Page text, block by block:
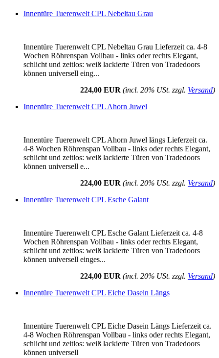
Innentüre Tuerenwelt CPL Nebeltau Grau
Innentüre Tuerenwelt CPL Nebeltau Grau Lieferzeit ca. 4-8
Wochen Röhrenspan Vollbau - links oder rechts Elegant,
schlicht und zeitlos: weiß lackierte Türen von Tradedoors
können universell eing...
224,00 EUR (incl. 20% USt. zzgl. Versand)
Innentüre Tuerenwelt CPL Ahorn Juwel
Innentüre Tuerenwelt CPL Ahorn Juwel längs Lieferzeit ca.
4-8 Wochen Röhrenspan Vollbau - links oder rechts Elegant,
schlicht und zeitlos: weiß lackierte Türen von Tradedoors
können universell e...
224,00 EUR (incl. 20% USt. zzgl. Versand)
Innentüre Tuerenwelt CPL Esche Galant
Innentüre Tuerenwelt CPL Esche Galant Lieferzeit ca. 4-8
Wochen Röhrenspan Vollbau - links oder rechts Elegant,
schlicht und zeitlos: weiß lackierte Türen von Tradedoors
können universell einges...
224,00 EUR (incl. 20% USt. zzgl. Versand)
Innentüre Tuerenwelt CPL Eiche Dasein Längs
Innentüre Tuerenwelt CPL Eiche Dasein Längs Lieferzeit ca.
4-8 Wochen Röhrenspan Vollbau - links oder rechts Elegant,
schlicht und zeitlos: weiß lackierte Türen von Tradedoors
können universell